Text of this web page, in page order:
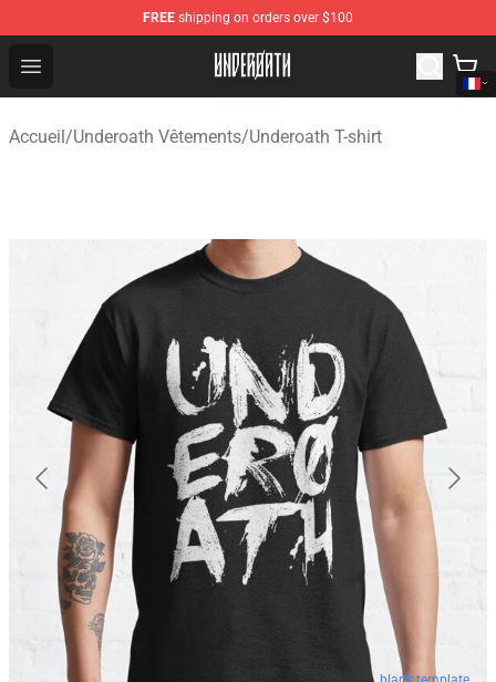
FREE shipping on orders over $100
Open menu
Underoath Store - Official Underoath Merchandise Shop
Accueil/Underoath Vêtements/Underoath T-shirt
blank template